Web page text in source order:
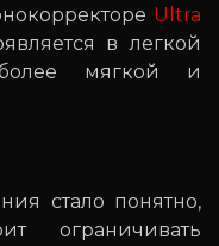
Ultra
в легкой
мягкой и
стало понятно,
ограничивать